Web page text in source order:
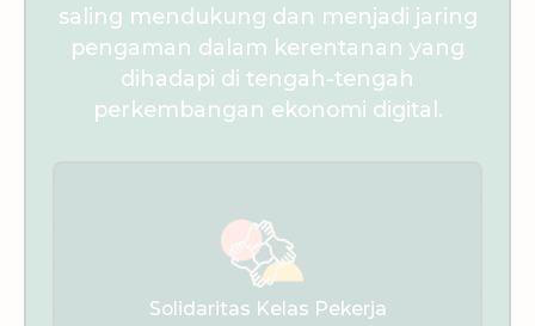
saling mendukung dan menjadi jaring
pengaman dalam kerentanan yang
dihadapi di tengah-tengah
perkembangan ekonomi digital.
Solidaritas Kelas Pekerja